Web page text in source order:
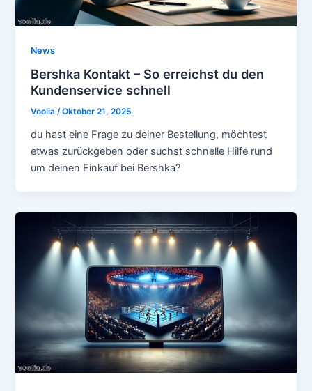
News
Bershka Kontakt – So erreichst du den
Kundenservice schnell
Voolia/Oktober 21, 2025
du hast eine Frage zu deiner Bestellung, möchtest
etwas zurückgeben oder suchst schnelle Hilfe rund
um deinen Einkauf bei Bershka?